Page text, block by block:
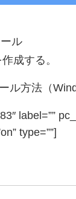
ル
成する。
ル方法（
label=””
type=””]